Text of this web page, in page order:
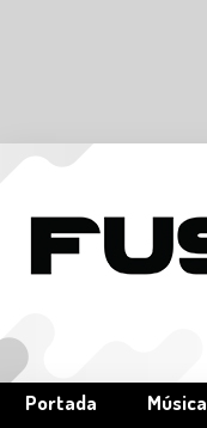
Portada Música